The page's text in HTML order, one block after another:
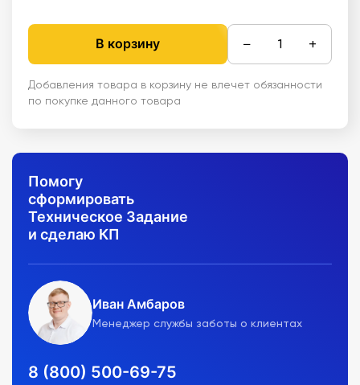
В корзину − +
Добавления товара в корзину не влечет обязанности
по покупке данного товара
Помогу
сформировать
Техническое Задание
и сделаю КП
Иван Амбаров
Менеджер службы заботы о клиентах
8 (800) 500-69-75